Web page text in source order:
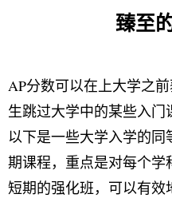
臻至
AP分数可以在上大学之
生跳过大学中的某些入门
以下是一些大学入学的
期课程，重点是对每个
短期的强化班，可以有